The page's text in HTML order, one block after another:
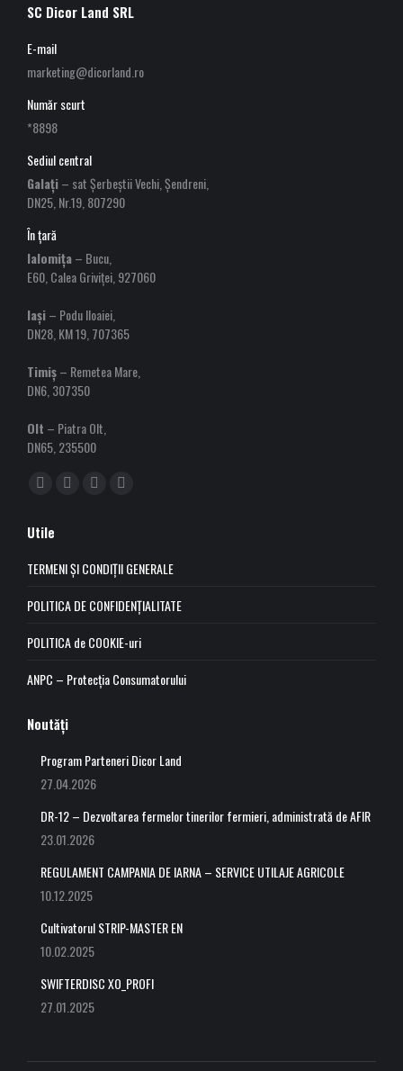
SC Dicor Land SRL
E-mail
marketing@dicorland.ro
Număr scurt
*8898
Sediul central
Galați– sat Șerbeștii Vechi, Șendreni,
DN25, Nr.19, 807290
În țară
Ialomița– Bucu,
E60, Calea Griviței, 927060
Iași– Podu Iloaiei,
DN28, KM 19, 707365
Timiș– Remetea Mare,
DN6, 307350
Olt – Piatra Olt,
DN65, 235500
Find us on:
Facebook
opens
in
window
YouTube
in
window
Linkedin
in
window
Instagram
in
window
Utile
TERMENI ȘI CONDIȚII GENERALE
POLITICA DE CONFIDENȚIALITATE
POLITICA de COOKIE-uri
ANPC – Protecția Consumatorului
Noutăți
Program Parteneri Dicor Land
27.04.2026
DR-12 – Dezvoltarea fermelor tinerilor fermieri, administrată de AFIR
23.01.2026
REGULAMENT CAMPANIA DE IARNA – SERVICE UTILAJE AGRICOLE
10.12.2025
Cultivatorul STRIP-MASTER EN
10.02.2025
SWIFTERDISC XO_PROFI
27.01.2025